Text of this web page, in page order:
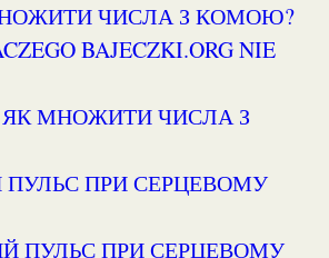
ЧИСЛА З КОМОЮ?
BAJECZKI.ORG NIE
ЯК МНОЖИТИ ЧИСЛА З
ПУЛЬС ПРИ СЕРЦЕВОМУ
ПУЛЬС ПРИ СЕРЦЕВОМУ